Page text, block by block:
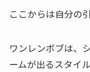
ここからは自分の
ワンレンボブは、
ームが出るスタイ